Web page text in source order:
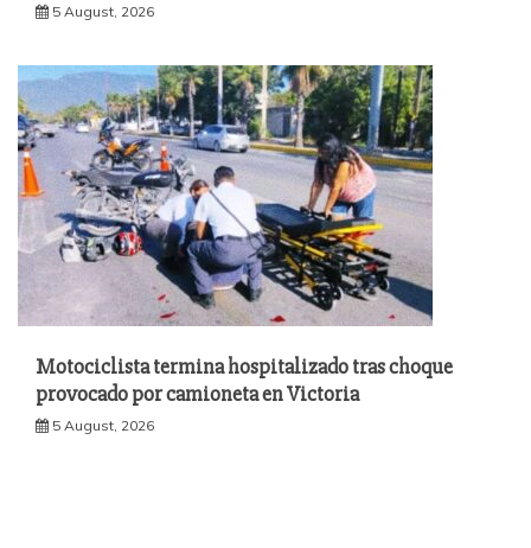
5 August, 2026
Motociclista termina hospitalizado tras choque
provocado por camioneta en Victoria
5 August, 2026